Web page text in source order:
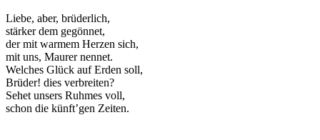
Liebe, aber, brüderlich,
stärker dem gegönnet,
der mit warmem Herzen sich,
mit uns, Maurer nennet.
Welches Glück auf Erden soll,
Brüder! dies verbreiten?
Sehet unsers Ruhmes voll,
schon die künft’gen Zeiten.